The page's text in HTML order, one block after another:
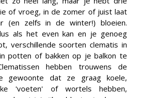
of vroeg, in de zomer of juist laat
(en zelfs in de winter!) bloeien.
als het even kan en je genoeg
verschillende soorten clematis in
potten of bakken op je balkon te
hebben trouwens de
gewoonte dat ze graag koele,
'voeten' of wortels hebben,